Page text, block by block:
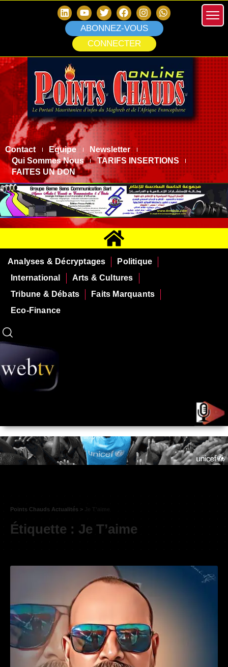
ABONNEZ-VOUS
CONNECTER
Contact Equipe
Newsletter
Qui Sommes Nous
TARIFS INSERTIONS
FAITES UN DON
Analyses & Décryptages
Politique
International
Arts & Cultures
Tribune & Débats
Faits Marquants
Eco-Finance
Points Chauds Actualités >
Étiquette : Je T’aime